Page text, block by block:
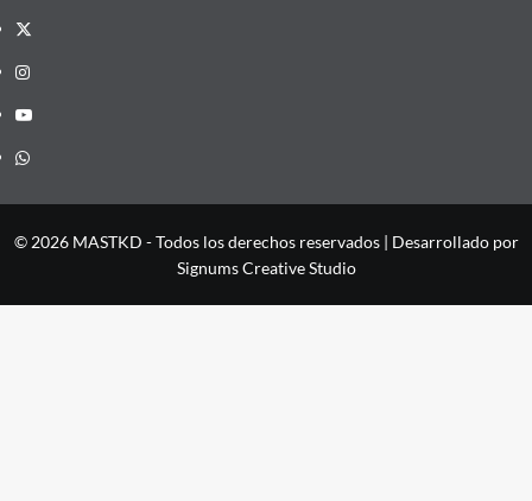
X
Instagram
YouTube
Whatsapp